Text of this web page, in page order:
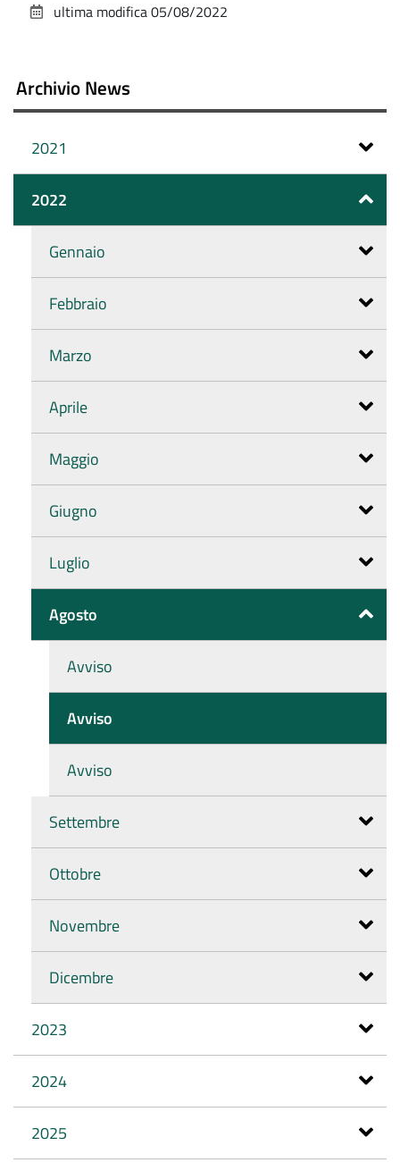
documento
ultima modifica05/08/2022
Archivio News
2021
2022
Gennaio
Febbraio
Marzo
Aprile
Maggio
Giugno
Luglio
Agosto
Avviso
Avviso
Avviso
Settembre
Ottobre
Novembre
Dicembre
2023
2024
2025